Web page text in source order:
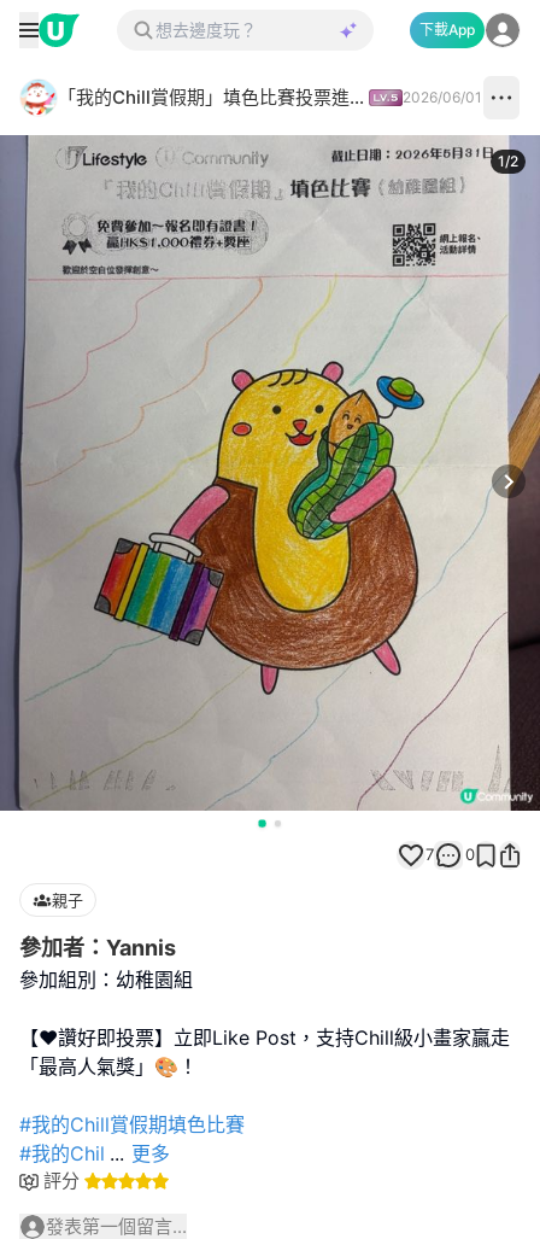
下載App
「我的Chill賞假期」填色比賽投票進行中✅ 2026/06/01
1/2
7 0
親子
參加者：Yannis
參加組別：幼稚園組
【❤️讚好即投票】立即Like Post，支持Chill級小畫家贏走
「最高人氣獎」🎨！
#我的Chill賞假期填色比賽
#我的Chil ... 更多
評分
發表第一個留言...